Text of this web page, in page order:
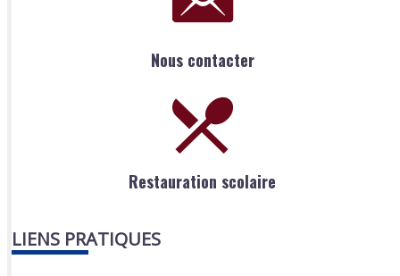
Nous contacter
Restauration scolaire
LIENS PRATIQUES